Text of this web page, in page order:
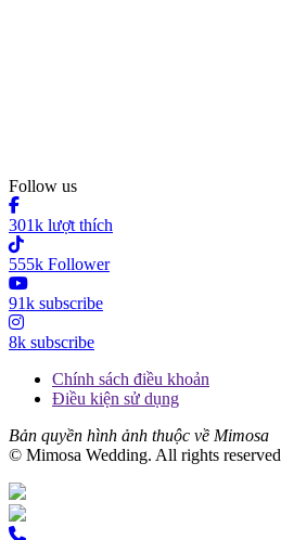
Follow us
301k lượt thích
555k Follower
91k subscribe
8k subscribe
Chính sách điều khoản
Điều kiện sử dụng
Bản quyền hình ảnh thuộc về Mimosa
© Mimosa Wedding. All rights reserved